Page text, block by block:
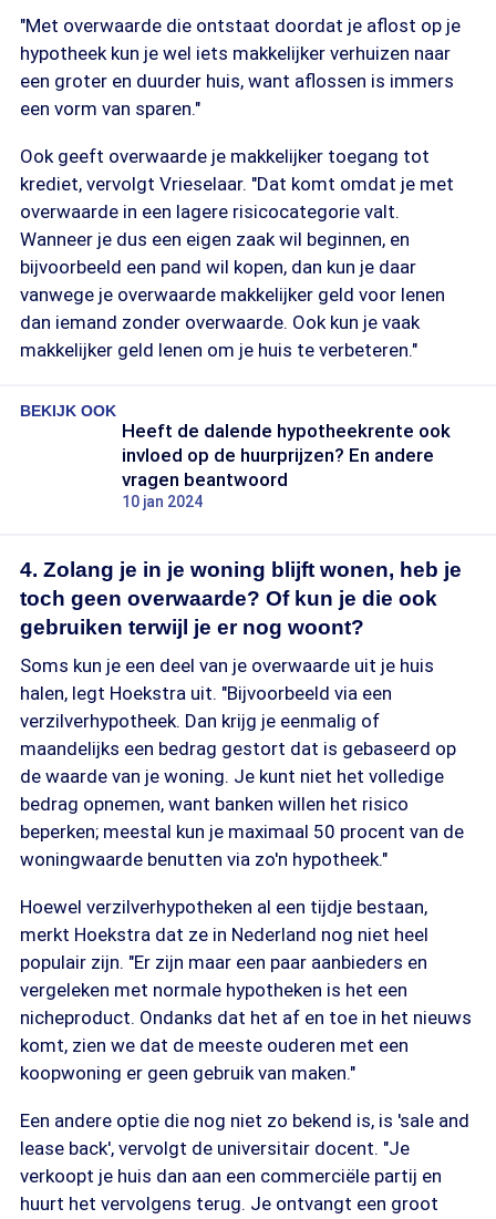
"Met overwaarde die ontstaat doordat je aflost op je
hypotheek kun je wel iets makkelijker verhuizen naar
een groter en duurder huis, want aflossen is immers
een vorm van sparen."
Ook geeft overwaarde je makkelijker toegang tot
krediet, vervolgt Vrieselaar. "Dat komt omdat je met
overwaarde in een lagere risicocategorie valt.
Wanneer je dus een eigen zaak wil beginnen, en
bijvoorbeeld een pand wil kopen, dan kun je daar
vanwege je overwaarde makkelijker geld voor lenen
dan iemand zonder overwaarde. Ook kun je vaak
makkelijker geld lenen om je huis te verbeteren."
BEKIJK OOK
Heeft de dalende hypotheekrente ook
invloed op de huurprijzen? En andere
vragen beantwoord
10 jan 2024
4. Zolang je in je woning blijft wonen, heb je
toch geen overwaarde? Of kun je die ook
gebruiken terwijl je er nog woont?
Soms kun je een deel van je overwaarde uit je huis
halen, legt Hoekstra uit. "Bijvoorbeeld via een
verzilverhypotheek. Dan krijg je eenmalig of
maandelijks een bedrag gestort dat is gebaseerd op
de waarde van je woning. Je kunt niet het volledige
bedrag opnemen, want banken willen het risico
beperken; meestal kun je maximaal 50 procent van de
woningwaarde benutten via zo'n hypotheek."
Hoewel verzilverhypotheken al een tijdje bestaan,
merkt Hoekstra dat ze in Nederland nog niet heel
populair zijn. "Er zijn maar een paar aanbieders en
vergeleken met normale hypotheken is het een
nicheproduct. Ondanks dat het af en toe in het nieuws
komt, zien we dat de meeste ouderen met een
koopwoning er geen gebruik van maken."
Een andere optie die nog niet zo bekend is, is 'sale and
lease back', vervolgt de universitair docent. "Je
verkoopt je huis dan aan een commerciële partij en
huurt het vervolgens terug. Je ontvangt een groot